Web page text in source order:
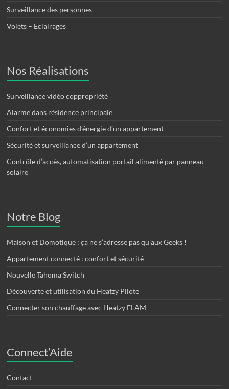
Surveillance des personnes
Volets – Eclairages
Nos Réalisations
Surveillance vidéo coppropriété
Alarme dans résidence principale
Confort et économies d’énergie d’un appartement
Sécurité et surveillance d’un appartement
Contrôle d’accès, automatisation portail alimenté par panneau
solaire
Notre Blog
Maison et Domotique : ça ne s’adresse pas qu’aux Geeks !
Appartement connecté : confort et sécurité
Nouvelle Tahoma Switch
Découverte et utilisation du Heatzy Pilote
Connecter son chauffage avec Heatzy FLAM
Connect’Aide
Contact